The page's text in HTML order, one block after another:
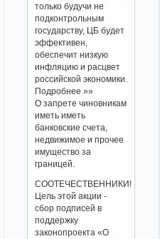
только будучи не
подконтрольным
государству, ЦБ будет
эффективен,
обеспечит низкую
инфляцию и расцвет
российской экономики.
Подробнее »»
О запрете чиновникам
иметь иметь
банковские счета,
недвижимое и прочее
имущество за
границей.
СООТЕЧЕСТВЕННИКИ!
Цель этой акции -
сбор подписей в
поддержку
законопроекта «О